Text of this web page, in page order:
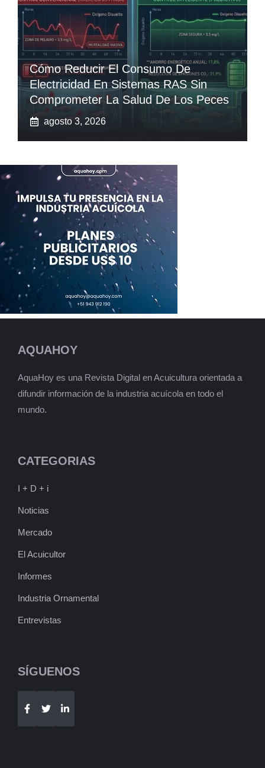
Cómo Reducir El Consumo De
Electricidad En Sistemas RAS Sin
Comprometer La Salud De Los Peces
agosto 3, 2026
AQUAHOY
AquaHoy es una Revista Digital en Acuicultura orientada a
difundir información de la industria acuícola en todo el
mundo.
CATEGORIAS
I + D + i
Noticias
Mercado
El Acuicultor
Informes
Industria Ornamental
Entrevistas
SÍGUENOS